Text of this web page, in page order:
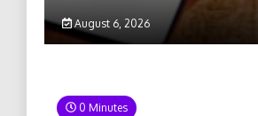
August 6, 2026
0 Minutes